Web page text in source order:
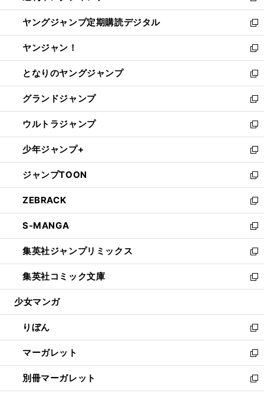
開
く
ウ
で
開
く
ン
ド
ウ
で
開
く
し
い
ウ
ィ
ン
ド
ウ
で
開
く
ヤングジャンプ定期購読デジタル
新
し
い
ウ
ィ
ン
ド
ウ
で
開
く
ヤンジャン！
新
し
い
ウ
ィ
ン
ド
ウ
で
開
く
となりのヤングジャンプ
新
し
い
ウ
ィ
ン
ド
ウ
で
開
く
グランドジャンプ
新
し
い
ウ
ィ
ン
ド
ウ
で
開
く
ウルトラジャンプ
新
し
い
ウ
ィ
ン
ド
ウ
で
開
く
少年ジャンプ+
新
し
い
ウ
ィ
ン
ド
ウ
で
開
く
ジャンプTOON
新
し
い
ウ
ィ
ン
ド
ウ
で
開
ZEBRACK
新
し
い
ウ
ィ
ン
ド
ウ
開
く
S-MANGA
新
し
い
ウ
ィ
ン
ウ
で
開
く
集英社ジャンプリミックス
新
し
い
ウ
ン
ド
ウ
で
開
く
集英社コミック文庫
新
し
ウ
ィ
ン
ド
ウ
で
開
少女マンガ
りぼん
新
し
い
ウ
ィ
マーガレット
新
し
い
別冊マーガレット
新